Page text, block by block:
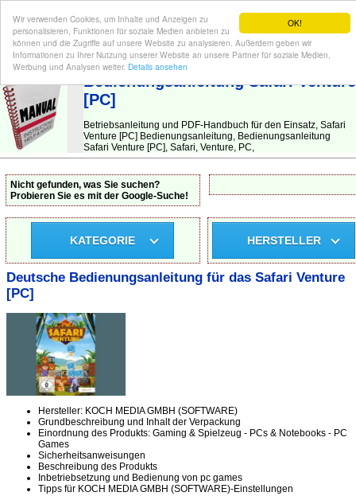
OK!
Wir verwenden Cookies, um Inhalte und Anzeigen zu
personalisieren, Funktionen für soziale Medien anbieten zu
können und die Zugriffe auf unsere Website zu analysieren. Außerdem geben wir
Informationen zu Ihrer Nutzung unserer Website an unsere Partner für soziale Medien,
Werbung und Analysen weiter. Details ansehen
BEDIENUNGSANLEITUNG| Hier finden Sie die deutsche Anleitung!
Bedienungsanleitung Safari Venture
[PC]
Betriebsanleitung und PDF-Handbuch für den Einsatz, Safari
Venture [PC] Bedienungsanleitung, Bedienungsanleitung
Safari Venture [PC], Safari, Venture, PC,
Nicht gefunden, was Sie suchen?
Probieren Sie es mit der Google-Suche!
KATEGORIE HERSTELLER
Deutsche Bedienungsanleitung für das Safari Venture
[PC]
Hersteller: KOCH MEDIA GMBH (SOFTWARE)
Grundbeschreibung und Inhalt der Verpackung
Einordnung des Produkts: Gaming & Spielzeug - PCs & Notebooks - PC
Games
Sicherheitsanweisungen
Beschreibung des Produkts
Inbetriebsetzung und Bedienung von pc games
Tipps für KOCH MEDIA GMBH (SOFTWARE)-Einstellungen